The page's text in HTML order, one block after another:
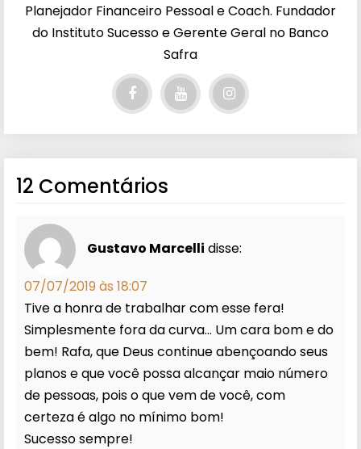
Planejador Financeiro Pessoal e Coach. Fundador
do Instituto Sucesso e Gerente Geral no Banco
Safra
12 Comentários
Gustavo Marcelli disse:
07/07/2019 às 18:07
Tive a honra de trabalhar com esse fera!
Simplesmente fora da curva… Um cara bom e do
bem! Rafa, que Deus continue abençoando seus
planos e que você possa alcançar maio número
de pessoas, pois o que vem de você, com
certeza é algo no mínimo bom!
Sucesso sempre!